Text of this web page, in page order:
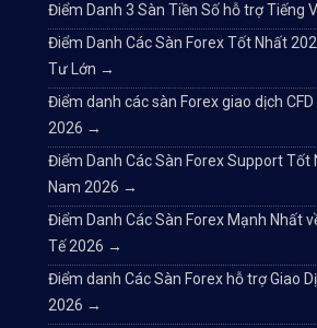
Điểm Danh 3 Sàn Tiền Số hỗ trợ Tiếng
Điểm Danh Các Sàn Forex Tốt Nhất
Tư Lớn →
Điểm danh các sàn Forex giao dịch
2026 →
Điểm Danh Các Sàn Forex Support Tốt
Nam 2026 →
Điểm Danh Các Sàn Forex Mạnh Nhất
Tế 2026 →
Điểm danh Các Sàn Forex hỗ trợ Giao
2026 →